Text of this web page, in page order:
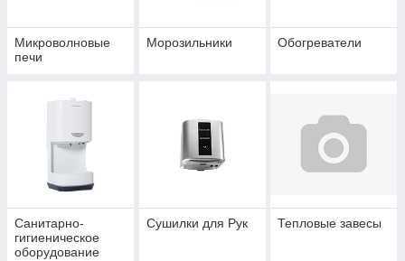
Микроволновые
печи
Морозильники Обогреватели
Санитарно-
гигиеническое
оборудование
Сушилки для Рук Тепловые завесы